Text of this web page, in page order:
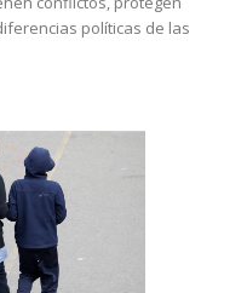
políticas de las